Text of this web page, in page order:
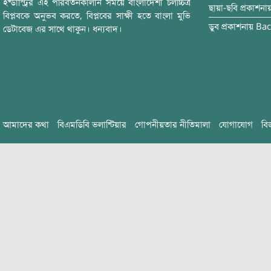
ইন্ডাস্ট্রির এই পরিবর্তনকালীন সময়ে বাংলাদেশী চলচ্চিত্র
বিপ্লবকে অনুভব করতে, বিপ্লবের সাক্ষী হতে বাংলা মুভি
ডেটাবেজ এর সাথে থাকুন। ধন্যবাদ।
ছায়া-ছবি
ডুব প্রকাশনায়
আমাদের কথা বিএমডিবি ভলান্টিয়ার গোপনীয়তার নীতিমালা যোগাযোগ